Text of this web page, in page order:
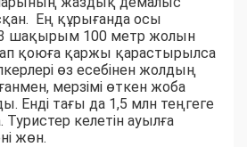
Ең құрығанда осы
шақырым 100 метр жолын
қоюға қаржы қарастырылса
өз есебінен жолдың
мерзімі өткен жоба
Енді тағы да 1,5 млн теңгеге
келетін ауылға
жөн.